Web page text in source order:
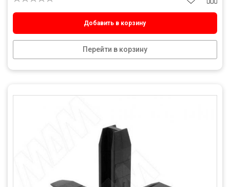
Добавить в корзину
Перейти в корзину